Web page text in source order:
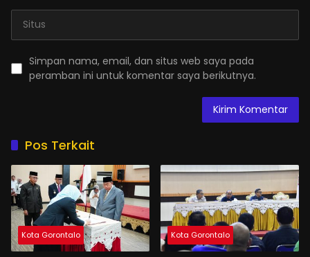
Simpan nama, email, dan situs web saya pada
peramban ini untuk komentar saya berikutnya.
Pos Terkait
Kota Gorontalo Kota Gorontalo